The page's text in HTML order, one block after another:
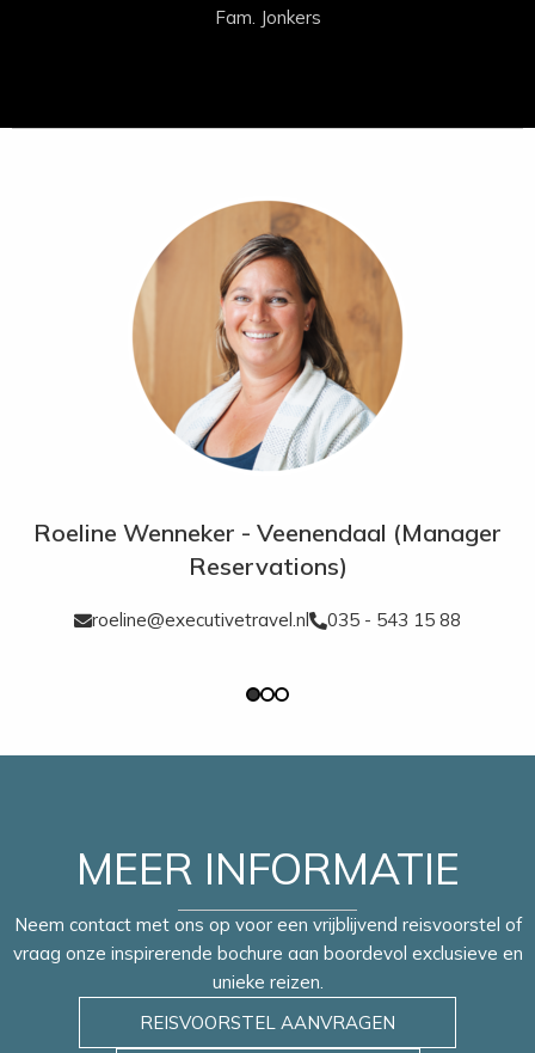
Fam. Jonkers
Roeline Wenneker - Veenendaal (Manager
Reservations)
roeline@executivetravel.nl 035 - 543 15 88
MEER INFORMATIE
Neem contact met ons op voor een vrijblijvend reisvoorstel of
vraag onze inspirerende bochure aan boordevol exclusieve en
unieke reizen.
REISVOORSTEL AANVRAGEN